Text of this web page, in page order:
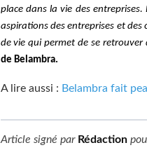
place dans la vie des
aspirations des entreprises et des
de vie qui permet de se retrouver
de Belambra.
A lire aussi : Belambra fait
Article signé par Rédaction